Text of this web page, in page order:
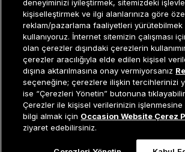
Tükendi
Müşteri İlişkileri0 850 800 01 20
ERKEK KATEGORILER
Occasion bir EREN PERAKENDE markasıdır. ©
deneyiminizi iyileştirmek, sitemizdeki
kişiselleştirmek ve ilgi alanlarınıza göre
reklam/pazarlama faaliyetleri
kullanıyoruz. İnternet sitemizin çalışması
olan çerezler dışındaki çerezlerin
çerezler aracılığıyla elde edilen kişisel
dışına aktarılmasına onay vermiyorsanız
seçeneğine; çerezlere ilişkin tercihlerinizi
ise “Çerezleri Yönetin” butonuna
Çerezler ile kişisel verilerinizin işlenmesine
bilgi almak için Occasion Website Çerez
ziyaret edebilirsiniz.